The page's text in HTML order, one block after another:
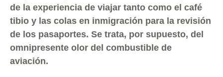
de la experiencia de viajar tanto como el café
tibio y las colas en inmigración para la revisión
de los pasaportes. Se trata, por supuesto, del
omnipresente olor del combustible de
aviación.